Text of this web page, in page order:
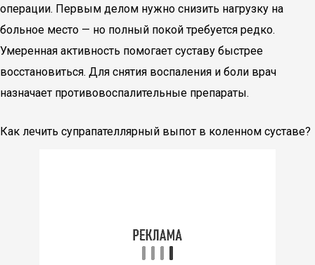
операции. Первым делом нужно снизить нагрузку на
больное место — но полный покой требуется редко.
Умеренная активность помогает суставу быстрее
восстановиться. Для снятия воспаления и боли врач
назначает противовоспалительные препараты.
Как лечить супрапателлярный выпот в коленном суставе?